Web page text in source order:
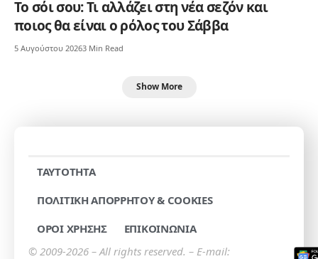
Το σόι σου: Τι αλλάζει στη νέα σεζόν και
ποιος θα είναι ο ρόλος του Σάββα
5 Αυγούστου 20263 Min Read
Show More
TAYTOTHTA
ΠΟΛΙΤΙΚΗ ΑΠΟΡΡΗΤΟΥ & COOKIES
ΟΡΟΙ ΧΡΗΣΗΣ
ΕΠΙΚΟΙΝΩΝΙΑ
© 2009-2026 – All rights reserved. – E-mail: